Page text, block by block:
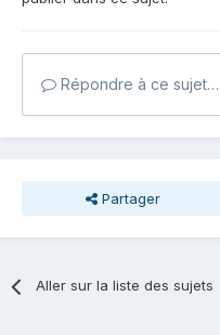
Répondre à ce sujet…
Partager
Aller sur la liste des sujets